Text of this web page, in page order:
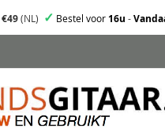
€49(NL) ✓ Bestel voor16u -